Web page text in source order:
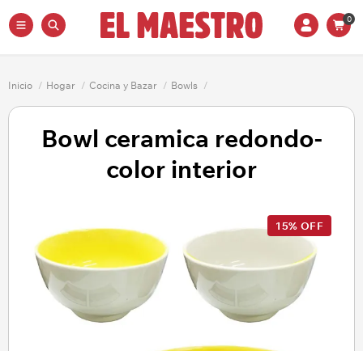
0
Inicio / Hogar / Cocina y Bazar / Bowls /
Bowl ceramica redondo-
color interior
15% OFF